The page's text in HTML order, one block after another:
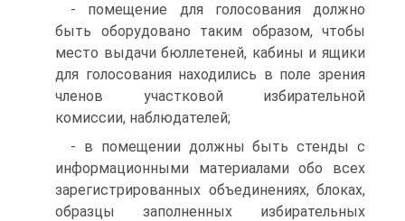
- помещение для голосования должно
быть оборудовано таким образом, чтобы
место выдачи бюллетеней, кабины и ящики
для голосования находились в поле зрения
членов участковой избирательной
комиссии, наблюдателей;
- в помещении должны быть стенды с
информационными материалами обо всех
зарегистрированных объединениях, блоках,
образцы заполненных избирательных